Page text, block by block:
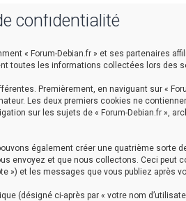
confidentialité
« Forum-Debian.fr » et ses partenaires
toutes les informations collectées lors des
Premièrement, en naviguant sur «
Les deux premiers cookies ne
sur les sujets de « Forum-Debian.fr »,
également créer une quatrième
envoyez et que nous collectons. Ceci peut
») et les messages que vous publiez
(désigné ci-après par « votre nom